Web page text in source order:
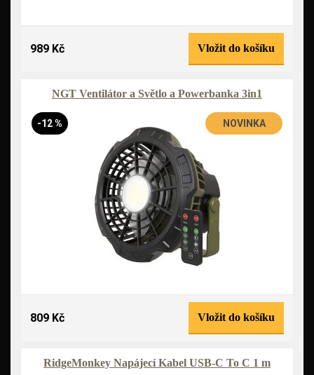
989 Kč Vložit do košíku
NGT Ventilátor a Světlo a Powerbanka 3in1
-12 % NOVINKA
809 Kč Vložit do košíku
RidgeMonkey Napájecí Kabel USB-C To C 1 m